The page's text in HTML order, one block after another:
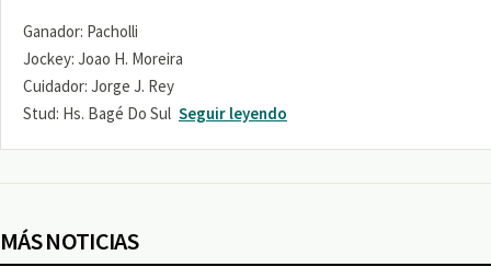
Ganador: Pacholli
Jockey: Joao H. Moreira
Cuidador: Jorge J. Rey
Stud: Hs. Bagé Do Sul Seguir leyendo
MÁS NOTICIAS